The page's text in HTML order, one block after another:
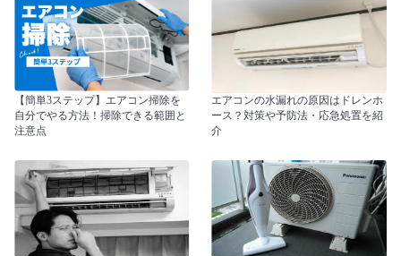
【簡単3ステップ】エアコン掃除を
自分でやる方法！掃除できる範囲と
注意点
エアコンの水漏れの原因はドレンホ
ース？対策や予防法・応急処置を紹
介